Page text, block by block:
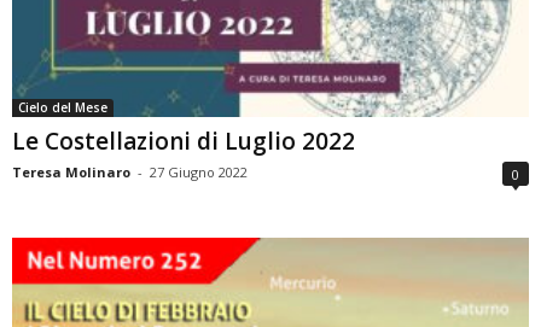
Cielo del Mese
Le Costellazioni di Luglio 2022
Teresa Molinaro - 27 Giugno 2022 0